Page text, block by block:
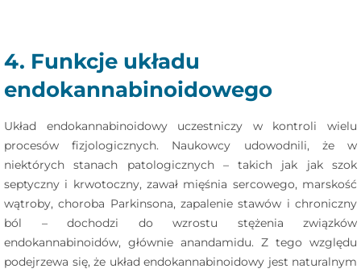
4. Funkcje układu
endokannabinoidowego
Układ endokannabinoidowy uczestniczy w kontroli wielu
procesów fizjologicznych. Naukowcy udowodnili, że w
niektórych stanach patologicznych – takich jak jak szok
septyczny i krwotoczny, zawał mięśnia sercowego, marskość
wątroby, choroba Parkinsona, zapalenie stawów i chroniczny
ból – dochodzi do wzrostu stężenia związków
endokannabinoidów, głównie anandamidu. Z tego względu
podejrzewa się, że układ endokannabinoidowy jest naturalnym